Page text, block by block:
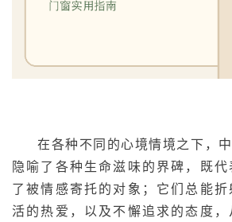
在各种不同的心境情境之下，
隐喻了各种生命滋味的界碑，既
了被情感寄托的对象；它们总能
活的热爱，以及不懈追求的态度